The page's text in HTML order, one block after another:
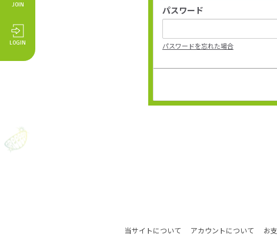
JOIN
LOGIN
パスワード
パスワードを忘れた場合
当サイトについて アカウントについて お